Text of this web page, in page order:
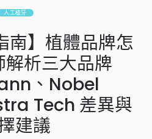
人工植牙
南】植體品牌怎
析三大品牌
、Nobel
Tech 差異與
建議